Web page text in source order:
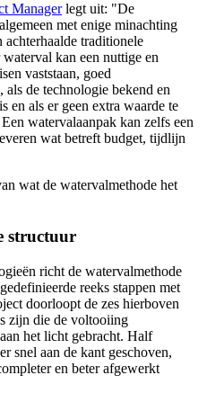
Managerlegt uit: "De
met enige minachting
traditionele
kan een nuttige en
vaststaan, goed
de technologie bekend en
en als er geen extra waarde te
watervalaanpak kan zelfs een
wat betreft budget, tijdlijn
wat de watervalmethode het
structuur
richt de watervalmethode
reeks stappen met
doorloopt de zes hierboven
zijn die de voltooiing
het licht gebracht. Half
snel aan de kant geschoven,
en beter afgewerkt